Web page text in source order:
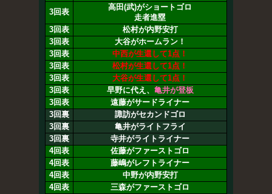
3回表
高田(武)がショートゴロ
走者進塁
3回表
松村が内野安打
3回表
大谷がホームラン！
3回表
中西が生還して1点！
3回表
松村が生還して1点！
3回表
大谷が生還して1点！
3回表
早野に代え、 亀井が登板
3回表
遠藤がサードライナー
3回裏
諏訪がセカンドゴロ
3回裏
亀井がライトフライ
3回裏
寺井がライトライナー
4回表
佐藤がファーストゴロ
4回表
藤嶋がレフトライナー
4回表
中野が内野安打
4回表
三森がファーストゴロ